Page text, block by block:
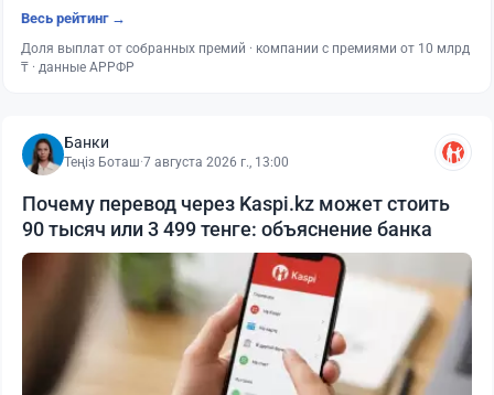
Весь рейтинг →
Доля выплат от собранных премий · компании с премиями от 10 млрд
₸ · данные АРРФР
Банки
Теңіз Боташ·7 августа 2026 г., 13:00
Почему перевод через Kaspi.kz может стоить
90 тысяч или 3 499 тенге: объяснение банка